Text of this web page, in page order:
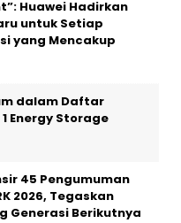
Huawei Hadirkan
untuk Setiap
yang Mencakup
dalam Daftar
Energy Storage
45 Pengumuman
2026, Tegaskan
Generasi Berikutnya